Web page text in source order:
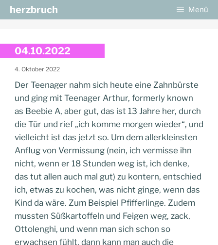
Zum
Inhalt
herzbruch Menü
04.10.2022
4. Oktober 2022
Der Teenager nahm sich heute eine Zahnbürste
und ging mit Teenager Arthur, formerly known
as Beebie A, aber gut, das ist 13 Jahre her, durch
die Tür und rief „ich komme morgen wieder“, und
vielleicht ist das jetzt so. Um dem allerkleinsten
Anflug von Vermissung (nein, ich vermisse ihn
nicht, wenn er 18 Stunden weg ist, ich denke,
das tut allen auch mal gut) zu kontern, entschied
ich, etwas zu kochen, was nicht ginge, wenn das
Kind da wäre. Zum Beispiel Pfifferlinge. Zudem
mussten Süßkartoffeln und Feigen weg, zack,
Ottolenghi, und wenn man sich schon so
erwachsen fühlt, dann kann man auch die